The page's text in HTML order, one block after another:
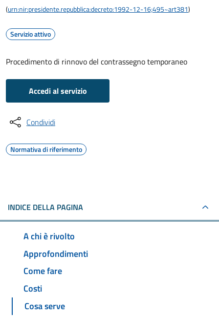
(urn:nir:presidente.repubblica:decreto:1992-12-16;495~art381)
Servizio attivo
Procedimento di rinnovo del contrassegno temporaneo
Accedi al servizio
Condividi
Normativa di riferimento
INDICE DELLA PAGINA
A chi è rivolto
Approfondimenti
Come fare
Costi
Cosa serve